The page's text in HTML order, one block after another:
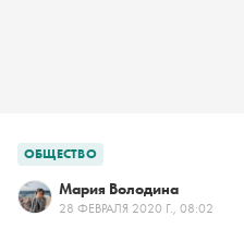
ОБЩЕСТВО
Мария Володина
28 ФЕВРАЛЯ 2020 Г., 08:02